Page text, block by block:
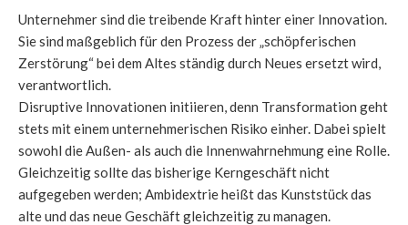
Unternehmer sind die treibende Kraft hinter einer Innovation.
Sie sind maßgeblich für den Prozess der „schöpferischen
Zerstörung“ bei dem Altes ständig durch Neues ersetzt wird,
verantwortlich.
Disruptive Innovationen initiieren, denn Transformation geht
stets mit einem unternehmerischen Risiko einher. Dabei spielt
sowohl die Außen- als auch die Innenwahrnehmung eine Rolle.
Gleichzeitig sollte das bisherige Kerngeschäft nicht
aufgegeben werden; Ambidextrie heißt das Kunststück das
alte und das neue Geschäft gleichzeitig zu managen.